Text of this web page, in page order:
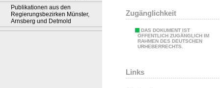
Publikationen aus den
Regierungsbezirken Münster,
Arnsberg und Detmold
Zugänglichkeit
DAS DOKUMENT IST
ÖFFENTLICH ZUGÄNGLICH IM
RAHMEN DES DEUTSCHEN
URHEBERRECHTS.
Links